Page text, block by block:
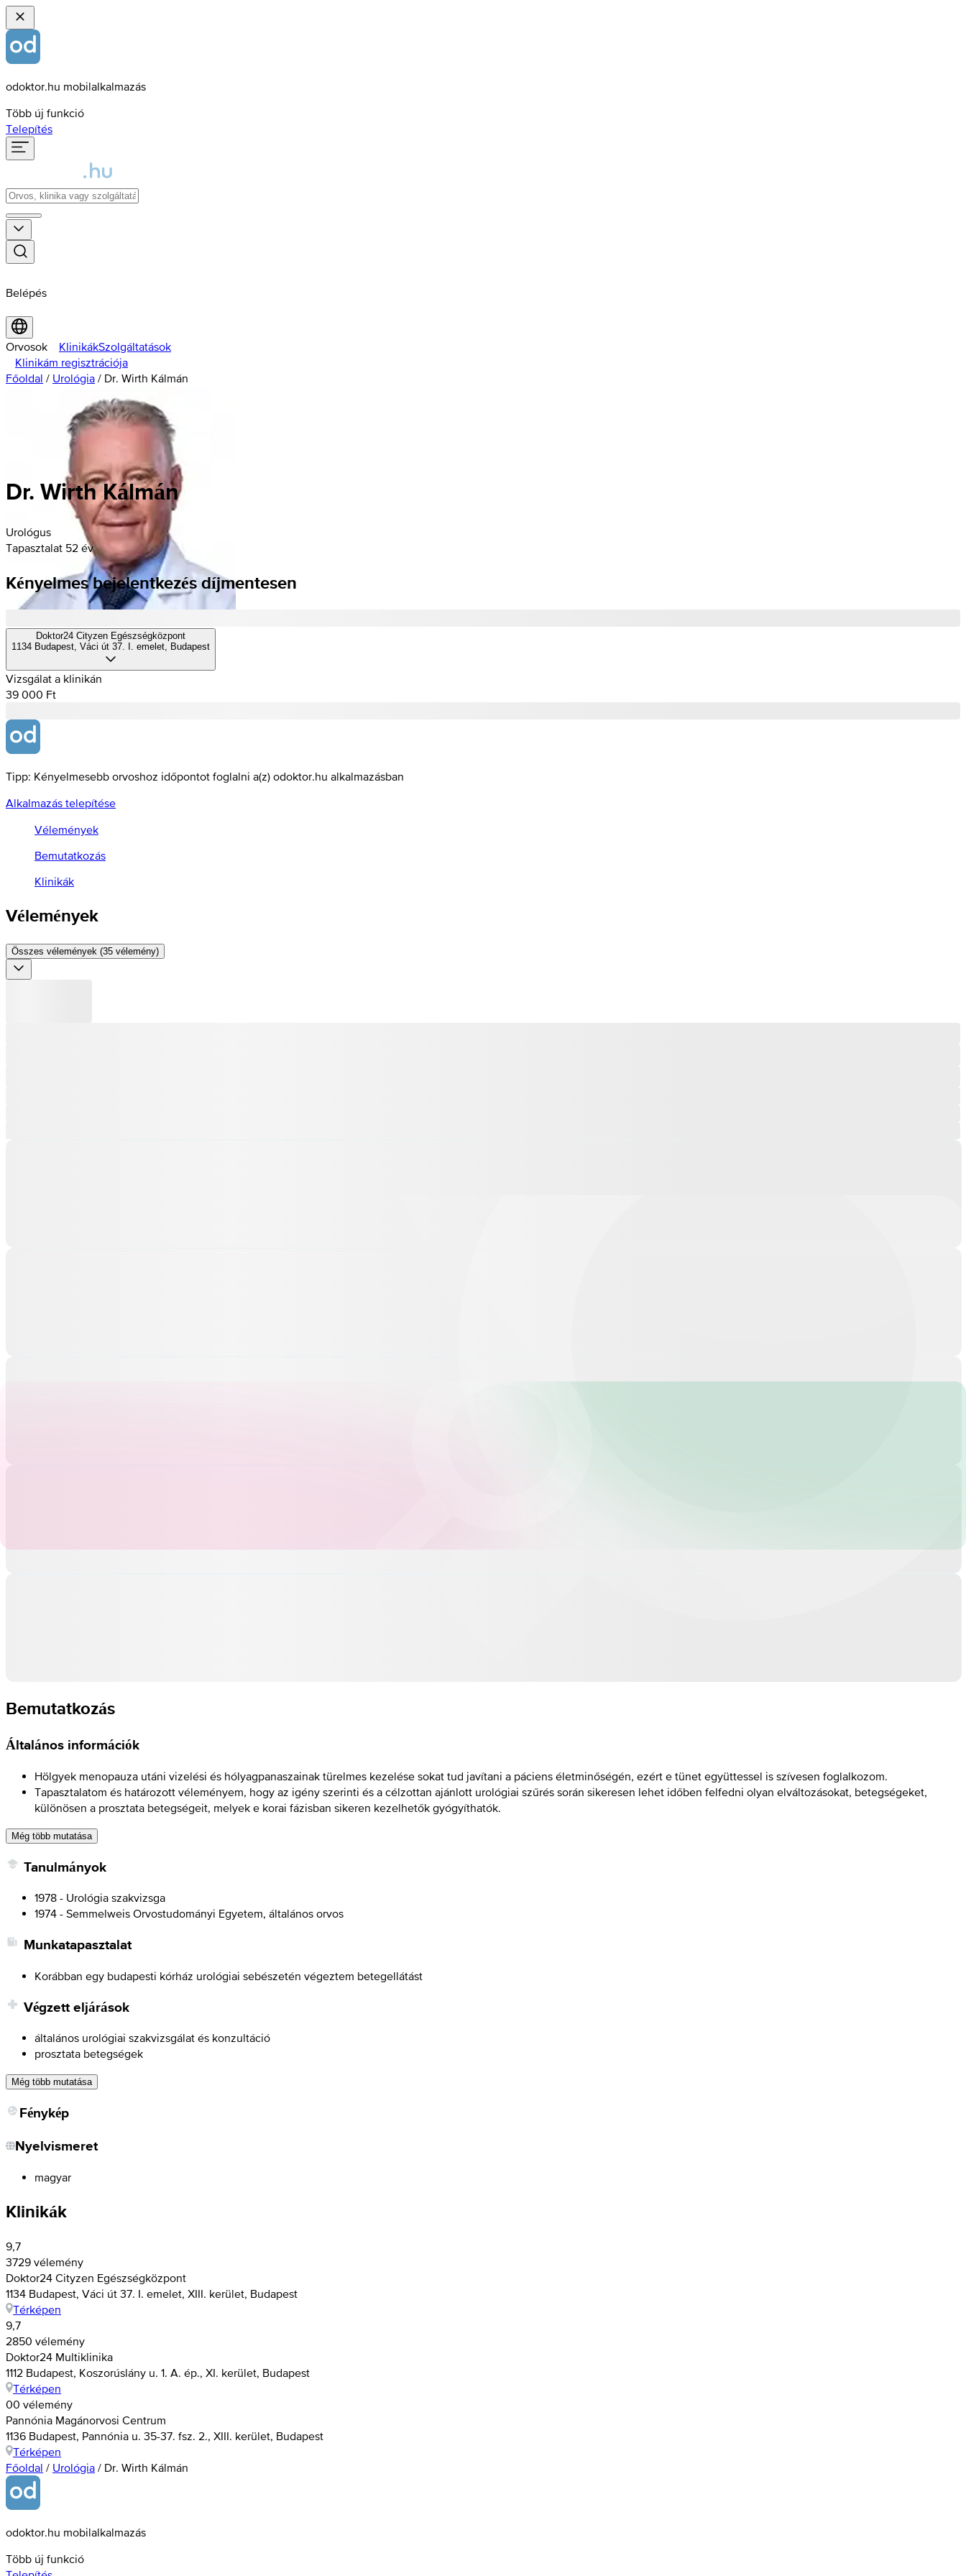
odoktor.hu mobilalkalmazás
Több új funkció
Telepítés
Belépés
Orvosok KlinikákSzolgáltatások
Klinikám regisztrációja
Főoldal / Urológia / Dr. Wirth Kálmán
Dr. Wirth Kálmán
Urológus
Tapasztalat 52 év
Kényelmes bejelentkezés díjmentesen
Doktor24 Cityzen Egészségközpont
1134 Budapest, Váci út 37. I. emelet, Budapest
Vizsgálat a klinikán
39 000 Ft
Tipp: Kényelmesebb orvoshoz időpontot foglalni a(z) odoktor.hu alkalmazásban
Alkalmazás telepítése
Vélemények
Bemutatkozás
Klinikák
Vélemények
Összes vélemények (35 vélemény)
Bemutatkozás
Általános információk
Hölgyek menopauza utáni vizelési és hólyagpanaszainak türelmes kezelése sokat tud javítani a páciens életminőségén, ezért e tünet együttessel is szívesen foglalkozom.
Tapasztalatom és határozott véleményem, hogy az igény szerinti és a célzottan ajánlott urológiai szűrés során sikeresen lehet időben felfedni olyan elváltozásokat, betegségeket,
különösen a prosztata betegségeit, melyek e korai fázisban sikeren kezelhetők gyógyíthatók.
Még több mutatása
Tanulmányok
1978 - Urológia szakvizsga
1974 - Semmelweis Orvostudományi Egyetem, általános orvos
Munkatapasztalat
Korábban egy budapesti kórház urológiai sebészetén végeztem betegellátást
Végzett eljárások
általános urológiai szakvizsgálat és konzultáció
prosztata betegségek
Még több mutatása
Fénykép
Nyelvismeret
magyar
Klinikák
9,7
3729 vélemény
Doktor24 Cityzen Egészségközpont
1134 Budapest, Váci út 37. I. emelet, XIII. kerület, Budapest
Térképen
9,7
2850 vélemény
Doktor24 Multiklinika
1112 Budapest, Koszorúslány u. 1. A. ép., XI. kerület, Budapest
Térképen
00 vélemény
Pannónia Magánorvosi Centrum
1136 Budapest, Pannónia u. 35-37. fsz. 2., XIII. kerület, Budapest
Térképen
Főoldal / Urológia / Dr. Wirth Kálmán
odoktor.hu mobilalkalmazás
Több új funkció